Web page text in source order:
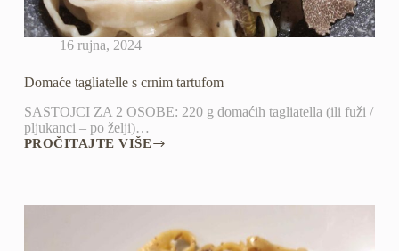
16 rujna, 2024
Domaće tagliatelle s crnim tartufom
SASTOJCI ZA 2 OSOBE: 220 g domaćih tagliatella (ili fuži /
pljukanci – po želji)…
PROČITAJTE VIŠE
DOMAĆE